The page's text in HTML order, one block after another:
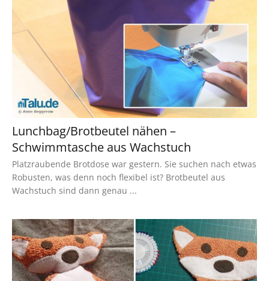
Lunchbag/Brotbeutel nähen –
Schwimmtasche aus Wachstuch
Platzraubende Brotdose war gestern. Sie suchen nach etwas
Robusten, was denn noch flexibel ist? Brotbeutel aus
Wachstuch sind dann genau ...